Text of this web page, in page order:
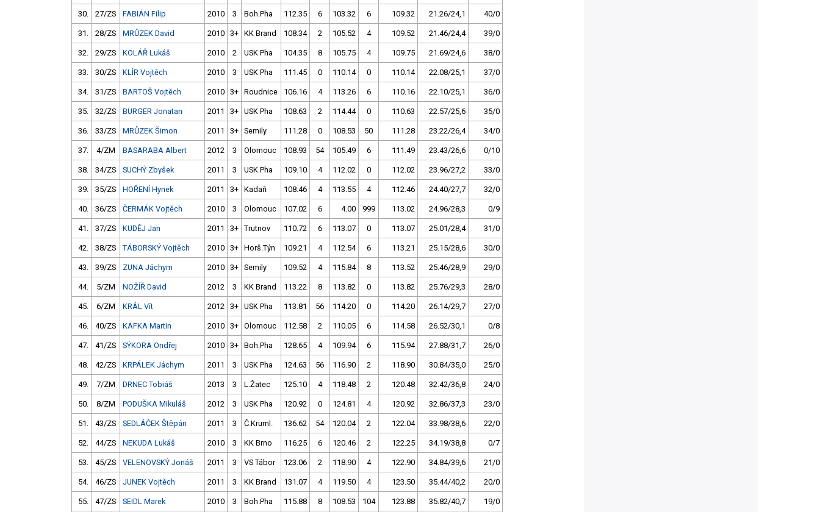
30. 27/ZS FABIÁN Filip 2010 3 Boh.Pha 112.35 6 103.32 6 109.32 21.26/24,1 40/0
31. 28/ZS MRŮZEK David 2010 3+ KK Brand 108.34 2 105.52 4 109.52 21.46/24,4 39/0
32. 29/ZS KOLÁŘ Lukáš 2010 2 USK Pha 104.35 8 105.75 4 109.75 21.69/24,6 38/0
33. 30/ZS KLÍR Vojtěch 2010 3 USK Pha 111.45 0 110.14 0 110.14 22.08/25,1 37/0
34. 31/ZS BARTOŠ Vojtěch 2010 3+ Roudnice 106.16 4 113.26 6 110.16 22.10/25,1 36/0
35. 32/ZS BURGER Jonatan 2011 3+ USK Pha 108.63 2 114.44 0 110.63 22.57/25,6 35/0
36. 33/ZS MRŮZEK Šimon 2011 3+ Semily 111.28 0 108.53 50 111.28 23.22/26,4 34/0
37. 4/ZM BASARABA Albert 2012 3 Olomouc 108.93 54 105.49 6 111.49 23.43/26,6 0/10
38. 34/ZS SUCHÝ Zbyšek 2011 3 USK Pha 109.10 4 112.02 0 112.02 23.96/27,2 33/0
39. 35/ZS HOŘENÍ Hynek 2011 3+ Kadaň 108.46 4 113.55 4 112.46 24.40/27,7 32/0
40. 36/ZS ČERMÁK Vojtěch 2010 3 Olomouc 107.02 6 4.00 999 113.02 24.96/28,3 0/9
41. 37/ZS KUDĚJ Jan 2011 3+ Trutnov 110.72 6 113.07 0 113.07 25.01/28,4 31/0
42. 38/ZS TÁBORSKÝ Vojtěch 2010 3+ Horš.Týn 109.21 4 112.54 6 113.21 25.15/28,6 30/0
43. 39/ZS ZUNA Jáchym 2010 3+ Semily 109.52 4 115.84 8 113.52 25.46/28,9 29/0
44. 5/ZM NOŽÍŘ David 2012 3 KK Brand 113.22 8 113.82 0 113.82 25.76/29,3 28/0
45. 6/ZM KRÁL Vít 2012 3+ USK Pha 113.81 56 114.20 0 114.20 26.14/29,7 27/0
46. 40/ZS KAFKA Martin 2010 3+ Olomouc 112.58 2 110.05 6 114.58 26.52/30,1 0/8
47. 41/ZS SÝKORA Ondřej 2010 3+ Boh.Pha 128.65 4 109.94 6 115.94 27.88/31,7 26/0
48. 42/ZS KRPÁLEK Jáchym 2011 3 USK Pha 124.63 56 116.90 2 118.90 30.84/35,0 25/0
49. 7/ZM DRNEC Tobiáš 2013 3 L.Žatec 125.10 4 118.48 2 120.48 32.42/36,8 24/0
50. 8/ZM PODUŠKA Mikuláš 2012 3 USK Pha 120.92 0 124.81 4 120.92 32.86/37,3 23/0
51. 43/ZS SEDLÁČEK Štěpán 2011 3 Č.Kruml. 136.62 54 120.04 2 122.04 33.98/38,6 22/0
52. 44/ZS NEKUDA Lukáš 2010 3 KK Brno 116.25 6 120.46 2 122.25 34.19/38,8 0/7
53. 45/ZS VELENOVSKÝ Jonáš 2011 3 VS Tábor 123.06 2 118.90 4 122.90 34.84/39,6 21/0
54. 46/ZS JUNEK Vojtěch 2011 3 KK Brand 131.07 4 119.50 4 123.50 35.44/40,2 20/0
55. 47/ZS SEIDL Marek 2010 3 Boh.Pha 115.88 8 108.53 104 123.88 35.82/40,7 19/0